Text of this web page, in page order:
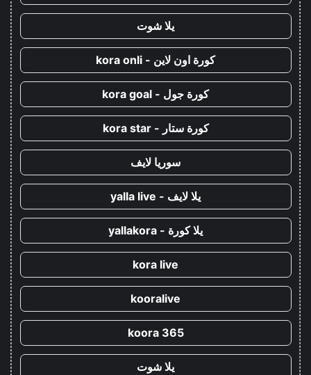
يلا شوت
كورة اون لاين - kora onli
كورة جول - kora goal
كورة ستار - kora star
سوريا لايف
يلا لايف - yalla live
يلا كورة - yallakora
kora live
kooralive
koora 365
يلا شوت